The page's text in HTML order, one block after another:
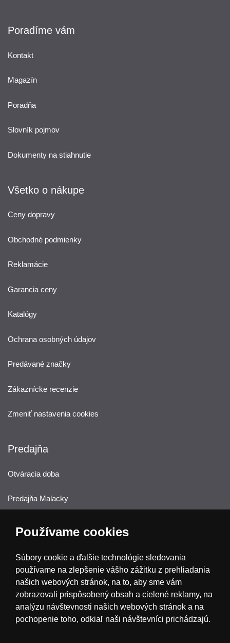
Poradíme vám
Kontakt
Magazín
Poradňa
Slovník pojmov
Dokumenty na stiahnutie
Všetko o nákupe
Ceny dopravy
Obchodné podmienky
Reklamácie
Garancia ceny
Katalógy
Ochrana osobných údajov
Predávané značky
Zákaznícke recenzie
Zmeniť nastavenia cookies
Predajňa
Otváracia doba
Predajňa Malacky
Newsletter
ODOBERAŤ
Kontakt(Po-Pia 9:00-16:00) pracovné dni
Používame cookies
Súbory cookie a ďalšie technológie sledovania
používame na zlepšenie vášho zážitku z prehliadania
našich webových stránok, na to, aby sme vám
zobrazovali prispôsobený obsah a cielené reklamy, na
analýzu návštevnosti našich webových stránok a na
pochopenie toho, odkiaľ naši návštevníci prichádzajú.